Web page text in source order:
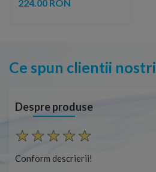
224.00 RON
Ce spun clientii nostri
Despre produse
Conform descrierii!